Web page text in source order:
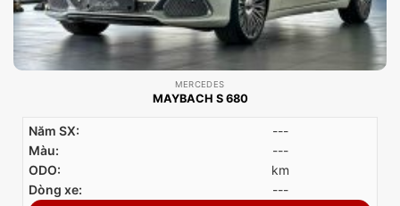
MERCEDES
MAYBACH S 680
Năm SX:
---
Màu:
---
ODO:
km
Dòng xe:
---